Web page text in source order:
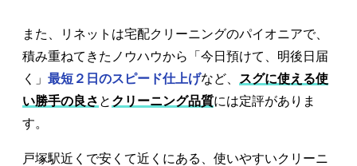
また、リネットは宅配クリーニングのパイオニアで、
積み重ねてきたノウハウから「今日預けて、明後日届
く」 最短２日のスピード仕上げなど、
スグに使える使
い勝手の良さ と クリーニング品質には定評がありま
す。
戸塚駅近くで安くて近くにある、使いやすいクリーニ